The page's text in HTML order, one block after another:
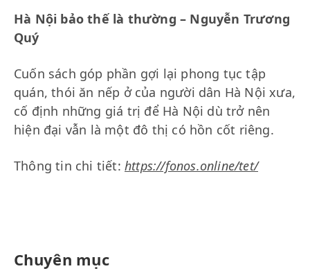
Hà Nội bảo thế là thường – Nguyễn Trương
Quý
Cuốn sách góp phần gợi lại phong tục tập
quán, thói ăn nếp ở của người dân Hà Nội xưa,
cố định những giá trị để Hà Nội dù trở nên
hiện đại vẫn là một đô thị có hồn cốt riêng.
Thông tin chi tiết: https://fonos.online/tet/
Chuyên mục